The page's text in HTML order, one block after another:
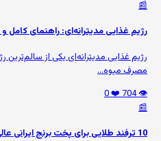
📰
رژیم غذایی مدیترانه‌ای: راهنمای کامل و
رژیم غذایی مدیترانه‌ای یکی از
مصرف میوه‌...
👁️ 704
❤️ 0
📰
10 ترفند طلایی برای پخت برنج ایرانی عالی